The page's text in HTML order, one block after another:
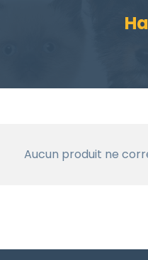
Aucun produit ne